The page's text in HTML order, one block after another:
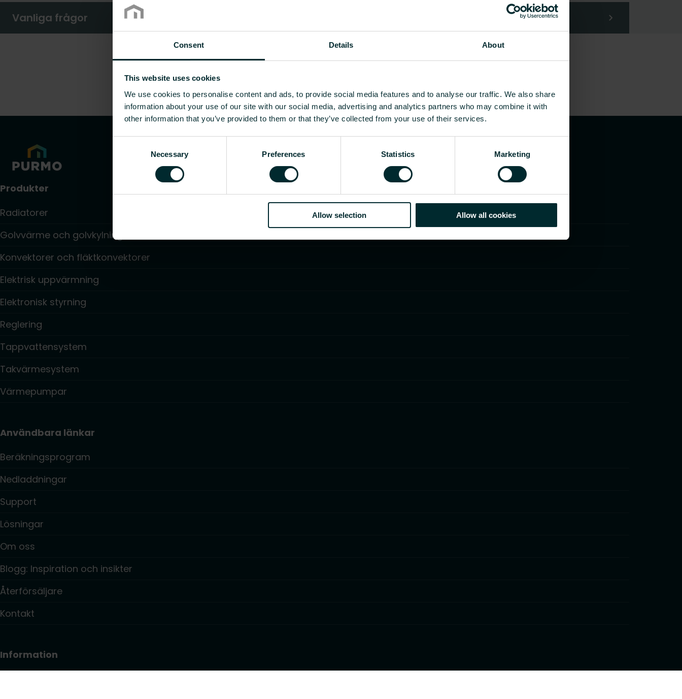
Consent Details About
This website uses cookies
We use cookies to personalise content and ads, to provide social media features and to analyse our traffic. We also share
information about your use of our site with our social media, advertising and analytics partners who may combine it with
other information that you’ve provided to them or that they’ve collected from your use of their services.
Necessary Preferences Statistics Marketing
Allow selection Allow all cookies
Vanliga frågor
Produkter
Radiatorer
Golvvärme och golvkylning
Konvektorer och fläktkonvektorer
Elektrisk uppvärmning
Elektronisk styrning
Reglering
Tappvattensystem
Takvärmesystem
Värmepumpar
Användbara länkar
Beräkningsprogram
Nedladdningar
Support
Lösningar
Om oss
Blogg: Inspiration och insikter
Återförsäljare
Kontakt
Information